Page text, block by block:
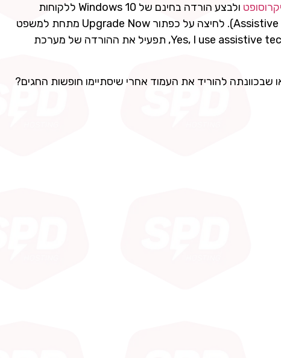
ולבצע הורדה בחינם של Windows 10 ללקוחות
הזקוקים לטכנולוגיות עזר כדי להשתמש במחשב (Assistive Technologies). לחיצה על כפתור Upgrade Now מתחת למשפט
Yes, I use assistive technologies and I am ready for my upgrade to Windows 10, תפעיל את ההורדה של מערכת
להוריד את העמוד אחרי שיסתיימו חופשות החגים?